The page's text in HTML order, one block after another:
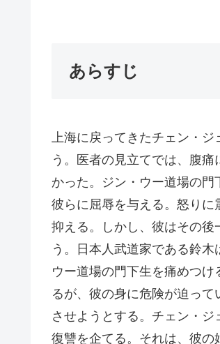
あらすじ
上海に戻ってきたチェン・
う。医者の見立てでは、腹
かった。ジン・ウー道場の門
彼らに屈辱を与える。怒り
抑える。しかし、彼はその後
う。日本人武道家である鈴
ウー道場の門下生を痛めつ
るが、彼の身に危険が迫っ
させようとする。チェン・
復讐を企てる。それは、彼